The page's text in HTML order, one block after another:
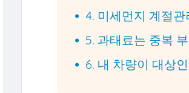
4. 미세먼지 계절
5. 과태료는 중복
6. 내 차량이 대상